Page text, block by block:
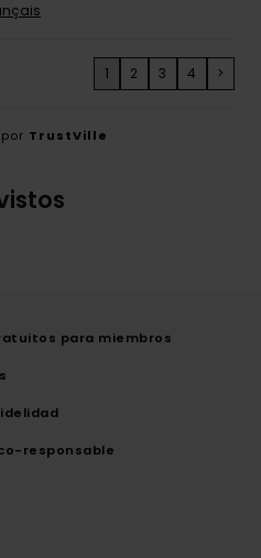
1 2 3 4 >
TrustVille
para miembros
responsable